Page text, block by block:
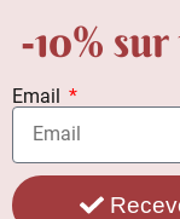
-10%
Email